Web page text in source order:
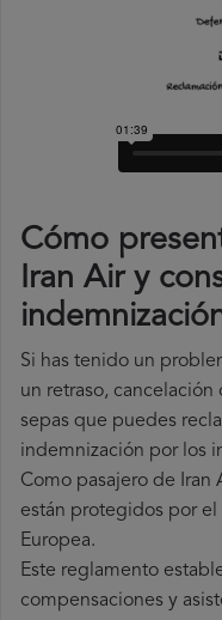
Cómo
Iran Air y
Si has tenido un
un retraso,
sepas que puedes
indemnización por los
Como pasajero de Iran
están protegidos por
Europea.
Este reglamento
compensaciones y